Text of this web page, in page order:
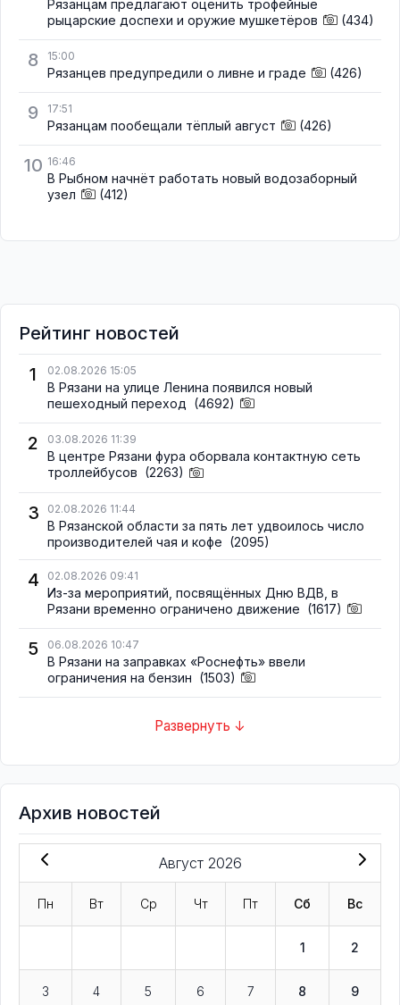
Рязанцам предлагают оценить трофейные
рыцарские доспехи и оружие мушкетёров
(434)
8 15:00
Рязанцев предупредили о ливне и граде (426)
9 17:51
Рязанцам пообещали тёплый август (426)
10 16:46
В Рыбном начнёт работать новый водозаборный
узел
(412)
Рейтинг новостей
1
02.08.2026 15:05
В Рязани на улице Ленина появился новый
пешеходный переход (4692)
2 03.08.2026 11:39
В центре Рязани фура оборвала контактную сеть
троллейбусов (2263)
3 02.08.2026 11:44
В Рязанской области за пять лет удвоилось число
производителей чая и кофе (2095)
4 02.08.2026 09:41
Из-за мероприятий, посвящённых Дню ВДВ, в
Рязани временно ограничено движение (1617)
5 06.08.2026 10:47
В Рязани на заправках «Роснефть» ввели
ограничения на бензин (1503)
Развернуть ↓
Архив новостей
Август 2026
Пн Вт Ср Чт Пт Сб Вс
1 2
3 4 5 6 7 8 9